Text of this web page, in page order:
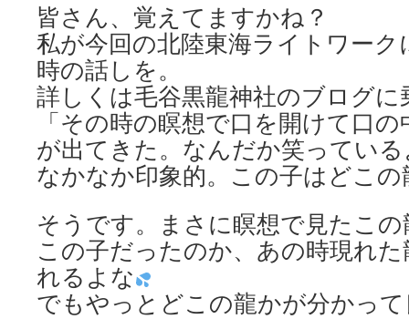
皆さん、覚えてますかね？
私が今回の北陸東海ライトワー
時の話しを。
詳しくは毛谷黒龍神社のブログ
「その時の瞑想で口を開けて口
が出てきた。なんだか笑ってい
なかなか印象的。この子はどこ
そうです。まさに瞑想で見たこ
この子だったのか、あの時現れ
れるよな
でもやっとどこの龍かが分かっ